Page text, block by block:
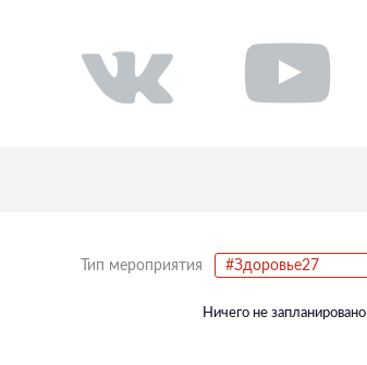
Тип мероприятия #Здоровье27
Ничего не запланировано